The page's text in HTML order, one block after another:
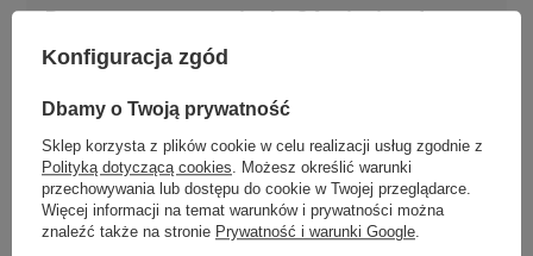
Rozszerz gwarancję do 36 miesięcy!
Zapewnij sobie maksymalne
swojego urządzenia. W dogodnym
momencie możesz dokupić elastyczny
pakiet serwisowy, który znakomicie
sprawdza się, gdy kupujesz u naslaptopy
Dołącz do newslettera Green
Computers
Zgarnij jako pierwszy informacje o zniżkach i
rabatach w naszym sklepie!
Konfiguracja zgód
Dbamy o Twoją prywatność
Sklep korzysta z plików cookie w celu realizacji usług zgodnie z
Polityką dotyczącą cookies. Możesz określić warunki
przechowywania lub dostępu do cookie w Twojej przeglądarce.
Więcej informacji na temat warunków i prywatności można
znaleźć także na stronie Prywatność i warunki Google.